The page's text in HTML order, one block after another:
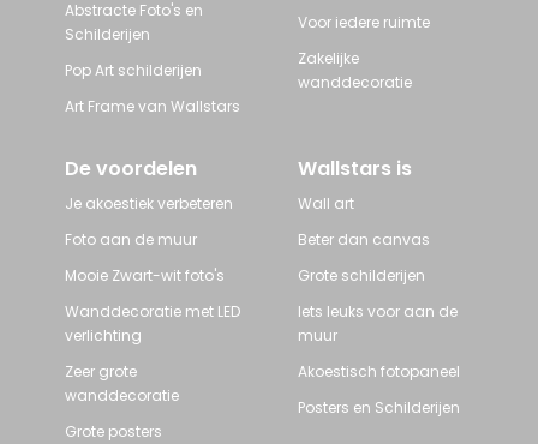
Abstracte Foto's en
Schilderijen
Pop Art schilderijen
Art Frame van Wallstars
Voor iedere ruimte
Zakelijke
wanddecoratie
De voordelen
Je akoestiek verbeteren
Foto aan de muur
Mooie Zwart-wit foto's
Wanddecoratie met LED
verlichting
Zeer grote
wanddecoratie
Grote posters
Wallstars is
Wall art
Beter dan canvas
Grote schilderijen
Iets leuks voor aan de
muur
Akoestisch fotopaneel
Posters en Schilderijen